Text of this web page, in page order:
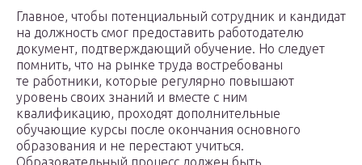
Главное, чтобы потенциальный сотрудник и кандидат
на должность смог предоставить работодателю
документ, подтверждающий обучение. Но следует
помнить, что на рынке труда востребованы
те работники, которые регулярно повышают
уровень своих знаний и вместе с ним
квалификацию, проходят дополнительные
обучающие курсы после окончания основного
образования и не перестают учиться.
Образовательный процесс должен быть